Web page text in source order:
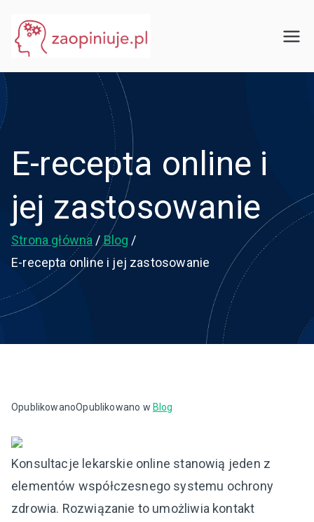
treści
E-recepta online i
jej zastosowanie
Strona główna
Blog
E-recepta online i jej zastosowanie
OpublikowanoOpublikowano w Blog
Konsultacje lekarskie online stanowią jeden z
elementów współczesnego systemu ochrony
zdrowia. Rozwiązanie to umożliwia kontakt